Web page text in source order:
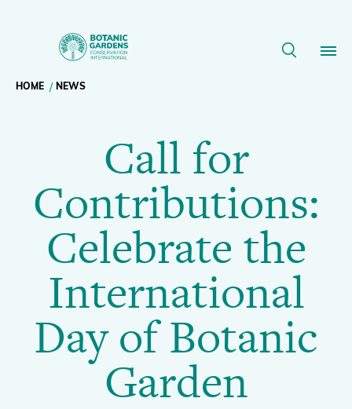
Call
for
Celebrate
the
International
Day
of
Main
navigation
Our Work
Membership
News
Resources
About
Support BGCI
Breadcrumb
navigation
HOME NEWS
Call for
Contributions:
Celebrate the
International
Day of Botanic
Garden